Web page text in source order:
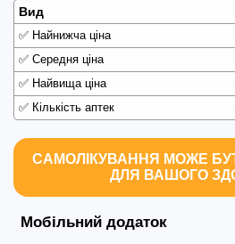
Вид
✅ Найнижча ціна
✅ Середня ціна
✅ Найвища ціна
✅ Кількість аптек
САМОЛІКУВАННЯ МОЖЕ
ДЛЯ ВАШОГО
Мобільний додаток